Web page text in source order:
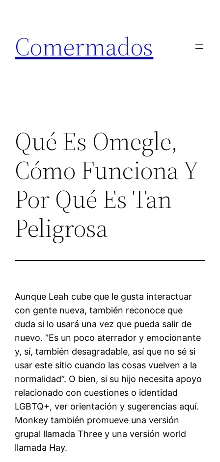
content
Comermados
Qué Es Omegle,
Cómo Funciona Y
Por Qué Es Tan
Peligrosa
Aunque Leah cube que le gusta interactuar
con gente nueva, también reconoce que
duda si lo usará una vez que pueda salir de
nuevo. “Es un poco aterrador y emocionante
y, sí, también desagradable, así que no sé si
usar este sitio cuando las cosas vuelven a la
normalidad”. O bien, si su hijo necesita apoyo
relacionado con cuestiones o identidad
LGBTQ+, ver orientación y sugerencias aquí.
Monkey también promueve una versión
grupal llamada Three y una versión world
llamada Hay.